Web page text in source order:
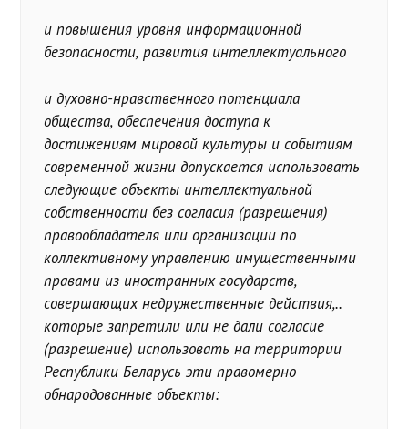
и повышения уровня информационной
безопасности, развития интеллектуального
и духовно-нравственного потенциала
общества, обеспечения доступа к
достижениям мировой культуры и событиям
современной жизни допускается использовать
следующие объекты интеллектуальной
собственности без согласия (разрешения)
правообладателя или организации по
коллективному управлению имущественными
правами из иностранных государств,
совершающих недружественные действия,..
которые запретили или не дали согласие
(разрешение) использовать на территории
Республики Беларусь эти правомерно
обнародованные объекты: